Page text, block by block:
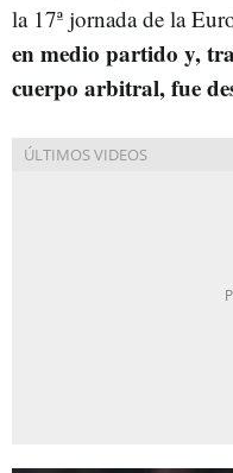
la 17ª jornada de la
en medio partido y,
cuerpo arbitral, fue